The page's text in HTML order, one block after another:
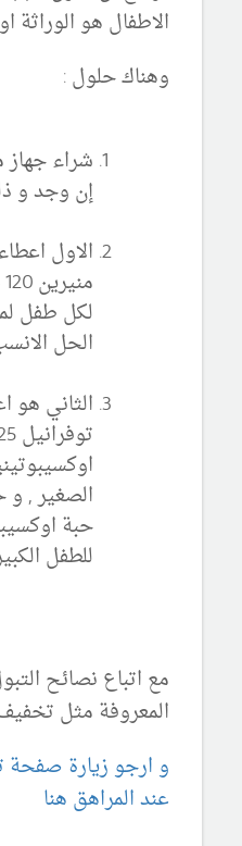
الاطفال هو الوراثة
وهناك حلول :
شراء جهاز
إن وجد و
الاول
الحل
الثاني هو
الصغير , و
للطفل
مع اتباع نصائح
المعروفة مثل
و ارجو زيارة صفحة
عند المراهق هنا